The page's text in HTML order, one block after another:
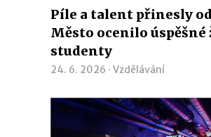
Píle a talent přinesly
Město ocenilo úspěšné
studenty
24. 6. 2026 · Vzdělávání